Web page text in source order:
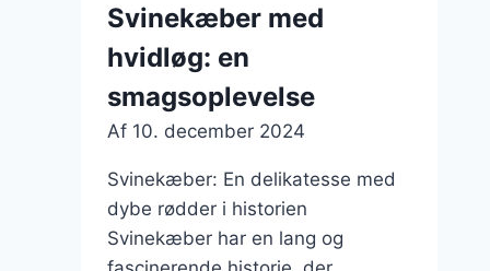
Svinekæber med
hvidløg: en
smagsoplevelse
Af 10. december 2024
Svinekæber: En delikatesse med
dybe rødder i historien
Svinekæber har en lang og